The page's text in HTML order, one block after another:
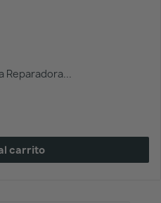
Reparadora...
carrito